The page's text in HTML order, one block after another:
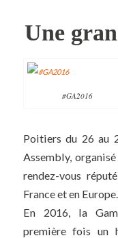
Une
#GA2016
Poitiers du 26 au
Assembly,
rendez-vous
France et en Europe.
En 2016, la
première fois un